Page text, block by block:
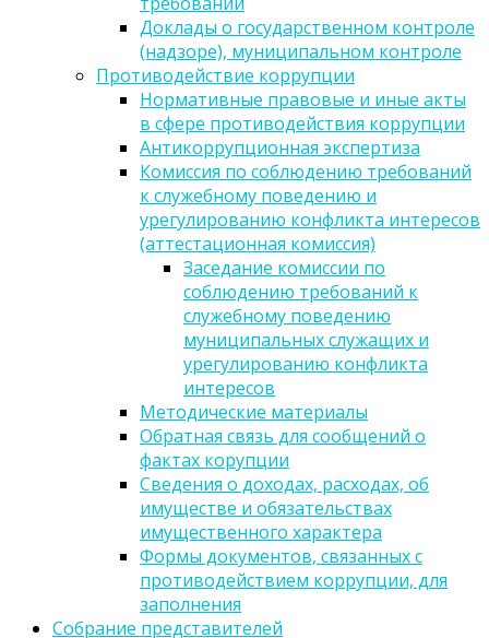
Доклады о государственном контроле
(надзоре), муниципальном контроле
Противодействие коррупции
Нормативные правовые и иные акты
в сфере противодействия коррупции
Антикоррупционная экспертиза
Комиссия по соблюдению требований
к служебному поведению и
урегулированию конфликта интересов
(аттестационная комиссия)
Заседание комиссии по
соблюдению требований к
служебному поведению
муниципальных служащих и
урегулированию конфликта
интересов
Методические материалы
Обратная связь для сообщений о
фактах корупции
Сведения о доходах, расходах, об
имуществе и обязательствах
имущественного характера
Формы документов, связанных с
противодействием коррупции, для
заполнения
Собрание представителей